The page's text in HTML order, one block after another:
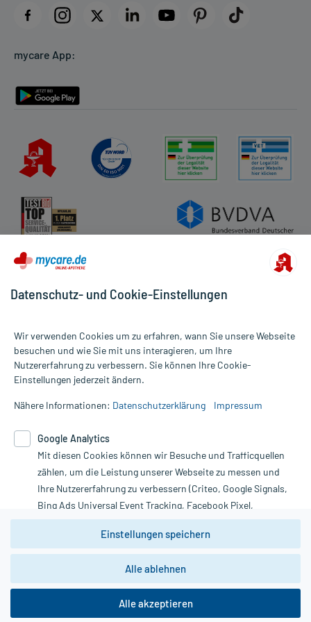
Datenschutz
Rückgabe/Widerruf
mycare App:
Alle Preise gelten inkl. MwSt., ggf. zzgl. Versandkosten
Informationen auf dieser Website werden ausschließlich für
die Untersuchung und Behandlung durch einen Arzt. Bitte
Therapien eingeleitet werden können. | Diese Webseite benutzt
Google Analytics. Lesen Sie bitte dazu die wichtigen Hinweise in
unserer Datenschutzerklärung. Für den Widerruf einer Bestellung
nutzen Sie das Formular:
Vertrag widerrufen
*Hinweise zu unseren Aktionen und Bewertungen
copyright @ 2026 Roland Helle e.K. - Versandapotheke - Alle Rechte vorbehalten
Datenschutz- und Cookie-Einstellungen
Wir verwenden Cookies um zu erfahren, wann Sie unsere Webseite
besuchen und wie Sie mit uns interagieren, um Ihre
Nutzererfahrung zu verbessern. Sie können Ihre Cookie-
Einstellungen jederzeit ändern.
Nähere Informationen: Datenschutzerklärung Impressum
Google Analytics
Mit diesen Cookies können wir Besuche und Trafficquellen
zählen, um die Leistung unserer Webseite zu messen und
Ihre Nutzererfahrung zu verbessern (Criteo, Google Signals,
Bing Ads Universal Event Tracking, Facebook Pixel,
Youtube-Social Plugin).
Wir weisen darauf hin, dass die
zwingend den Europäischen Anforderungen gem. EU-
DSGVO genügen und ein Datentransfer in Drittstaaten bzw.
Daten dort verarbeitet werden, kann nicht geprüft und
nachvollzogen werden.
Einstellungen speichern
Alle ablehnen
Alle akzeptieren